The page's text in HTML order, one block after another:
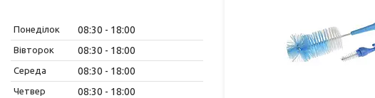
Понеділок 08:30 18:00
Вівторок 08:30 18:00
Середа 08:30 18:00
Четвер 08:30 18:00